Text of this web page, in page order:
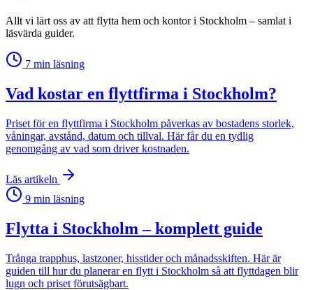
Allt vi lärt oss av att flytta hem och kontor i Stockholm – samlat i
läsvärda guider.
7 min läsning
Vad kostar en flyttfirma i Stockholm?
Priset för en flyttfirma i Stockholm påverkas av bostadens storlek,
våningar, avstånd, datum och tillval. Här får du en tydlig
genomgång av vad som driver kostnaden.
Läs artikeln
9 min läsning
Flytta i Stockholm – komplett guide
Trånga trapphus, lastzoner, hisstider och månadsskiften. Här är
guiden till hur du planerar en flytt i Stockholm så att flyttdagen blir
lugn och priset förutsägbart.